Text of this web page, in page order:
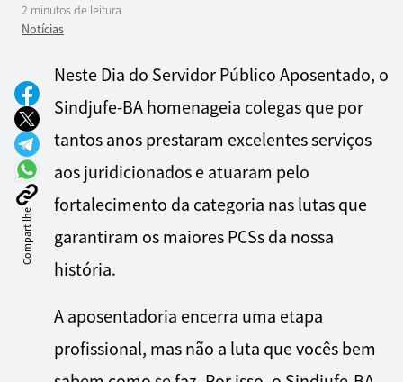
2 minutos de leitura
Notícias
Compartilhe
Neste Dia do Servidor Público Aposentado, o
Sindjufe-BA homenageia colegas que por
tantos anos prestaram excelentes serviços
aos juridicionados e atuaram pelo
fortalecimento da categoria nas lutas que
garantiram os maiores PCSs da nossa
história.
A aposentadoria encerra uma etapa
profissional, mas não a luta que vocês bem